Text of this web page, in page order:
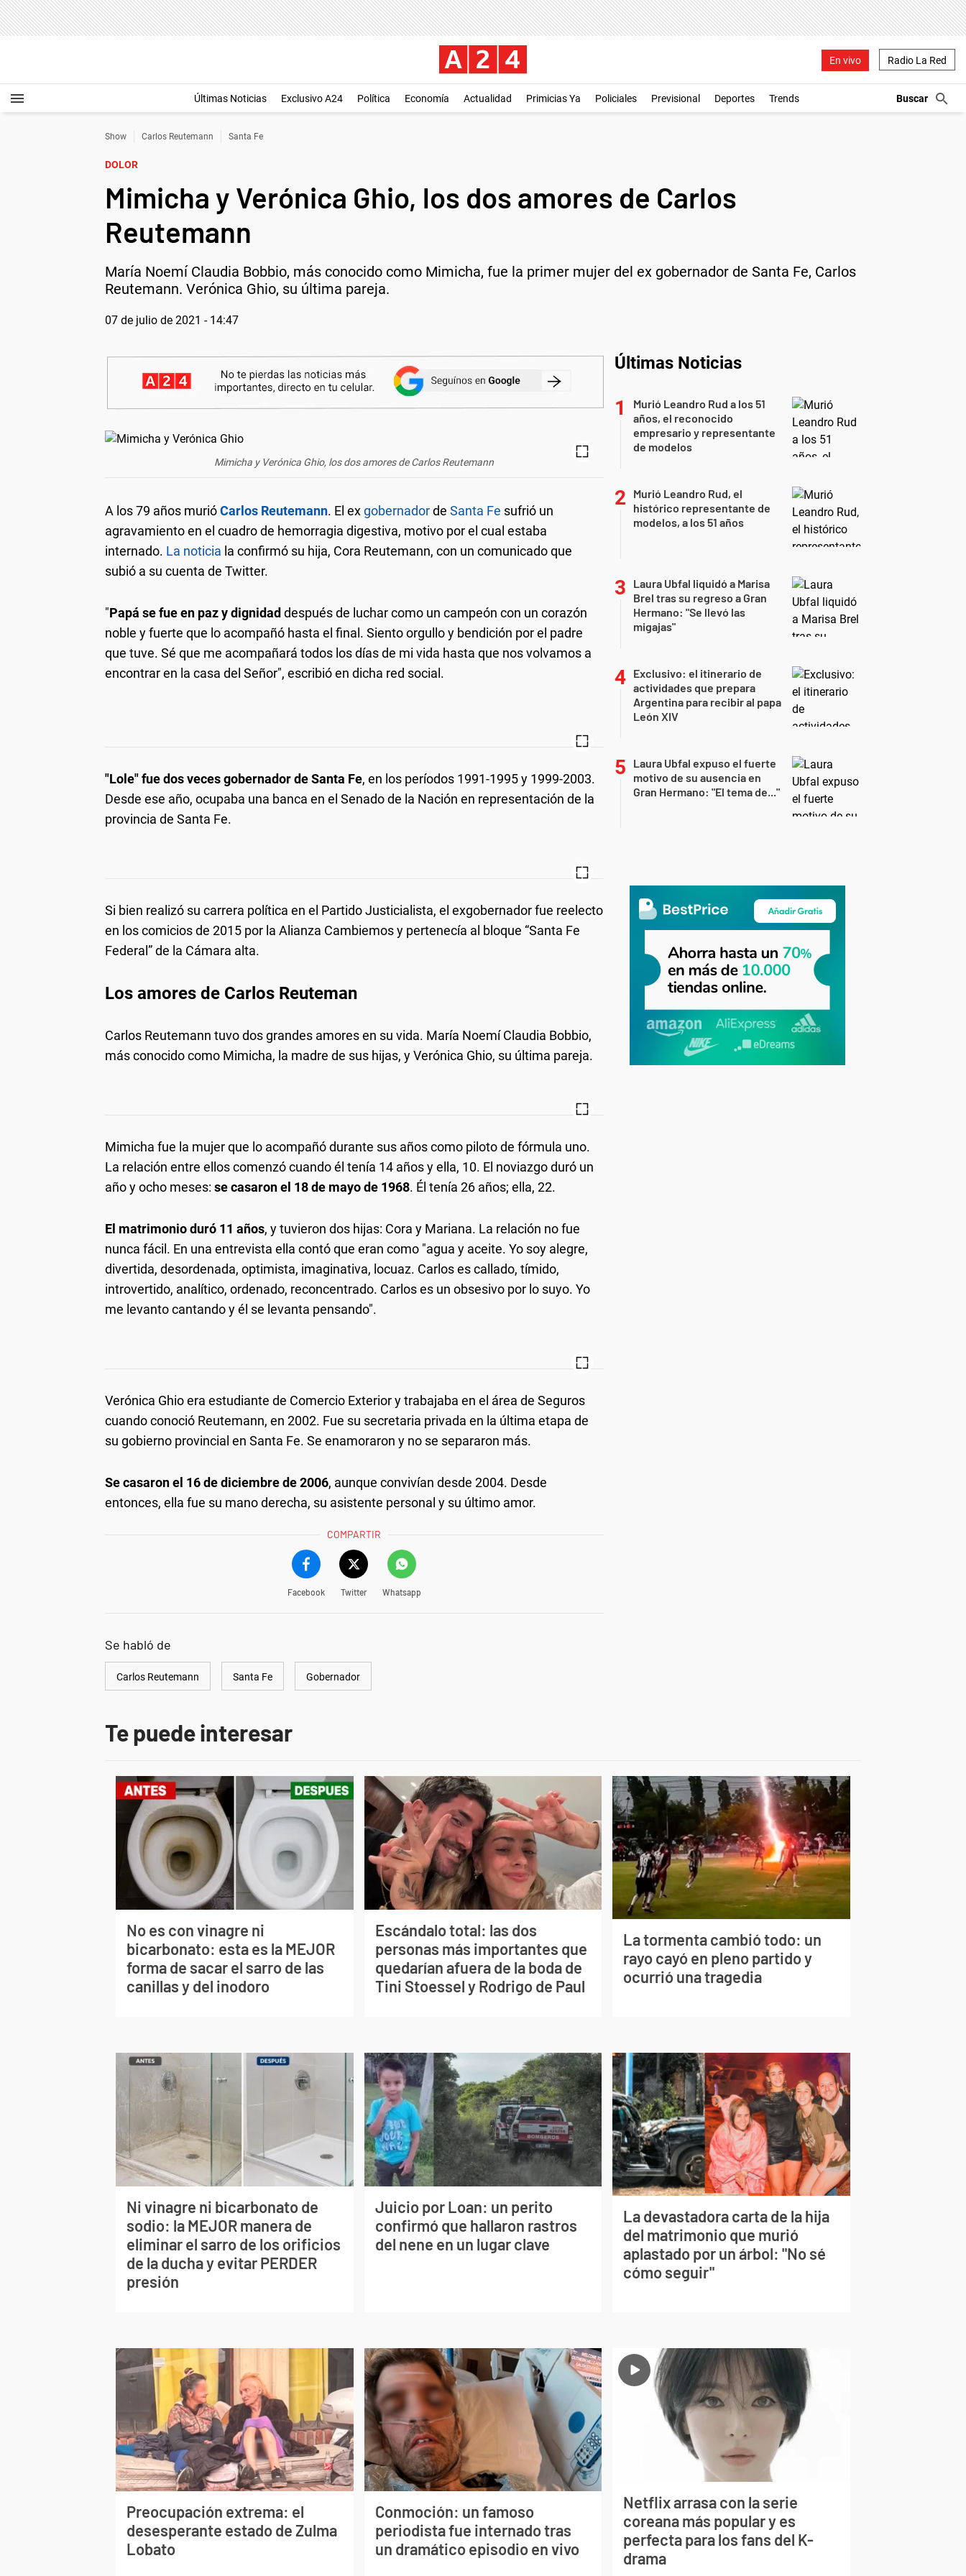
En vivo Radio La Red
Últimas Noticias Exclusivo A24 Política Economía Actualidad Primicias Ya Policiales Previsional Deportes Trends
Show Carlos Reutemann Santa Fe
DOLOR
Mimicha y Verónica Ghio, los dos amores de Carlos
Reutemann
María Noemí Claudia Bobbio, más conocido como Mimicha, fue la primer mujer del ex gobernador de Santa Fe, Carlos
Reutemann. Verónica Ghio, su última pareja.
07 de julio de 2021 - 14:47
Mimicha y Verónica Ghio, los dos amores de Carlos Reutemann
A los 79 años murióCarlos Reutemann. El exgobernadorde Santa Fe sufrió un
agravamiento en el cuadro de hemorragia digestiva, motivo por el cual estaba
internado. La noticia la confirmó su hija, Cora Reutemann, con un comunicado que
subió a su cuenta de Twitter.
"Papá se fue en paz y dignidaddespués de luchar como un campeón con un corazón
noble y fuerte que lo acompañó hasta el final. Siento orgullo y bendición por el padre
que tuve. Sé que me acompañará todos los días de mi vida hasta que nos volvamos a
encontrar en la casa del Señor", escribió en dicha red social.
"Lole" fue dos veces gobernador de Santa Fe, en los períodos 1991-1995 y 1999-2003.
Desde ese año, ocupaba una banca en el Senado de la Nación en representación de la
provincia de Santa Fe.
Si bien realizó su carrera política en el Partido Justicialista, el exgobernador fue reelecto
en los comicios de 2015 por la Alianza Cambiemos y pertenecía al bloque “Santa Fe
Federal” de la Cámara alta.
Los amores de Carlos Reuteman
Carlos Reutemann tuvo dos grandes amores en su vida. María Noemí Claudia Bobbio,
más conocido como Mimicha, la madre de sus hijas, y Verónica Ghio, su última pareja.
Mimicha fue la mujer que lo acompañó durante sus años como piloto de fórmula uno.
La relación entre ellos comenzó cuando él tenía 14 años y ella, 10. El noviazgo duró un
año y ocho meses: se casaron el 18 de mayo de 1968. Él tenía 26 años; ella, 22.
El matrimonio duró 11 años, y tuvieron dos hijas: Cora y Mariana. La relación no fue
nunca fácil. En una entrevista ella contó que eran como "agua y aceite. Yo soy alegre,
divertida, desordenada, optimista, imaginativa, locuaz. Carlos es callado, tímido,
introvertido, analítico, ordenado, reconcentrado. Carlos es un obsesivo por lo suyo. Yo
me levanto cantando y él se levanta pensando".
Verónica Ghio era estudiante de Comercio Exterior y trabajaba en el área de Seguros
cuando conoció Reutemann, en 2002. Fue su secretaria privada en la última etapa de
su gobierno provincial en Santa Fe. Se enamoraron y no se separaron más.
Se casaron el 16 de diciembre de 2006, aunque convivían desde 2004. Desde
entonces, ella fue su mano derecha, su asistente personal y su último amor.
COMPARTIR
Facebook Twitter Whatsapp
Se habló de
Carlos Reutemann Santa Fe Gobernador
Últimas Noticias
Murió Leandro Rud a los 51
años, el reconocido
empresario y representante
de modelos
Murió Leandro Rud, el
histórico representante de
modelos, a los 51 años
Laura Ubfal liquidó a Marisa
Brel tras su regreso a Gran
Hermano: "Se llevó las
migajas"
Exclusivo: el itinerario de
actividades que prepara
Argentina para recibir al papa
León XIV
Laura Ubfal expuso el fuerte
motivo de su ausencia en
Gran Hermano: "El tema de..."
Te puede interesar
No es con vinagre ni
bicarbonato: esta es la MEJOR
forma de sacar el sarro de las
canillas y del inodoro
Escándalo total: las dos
personas más importantes que
quedarían afuera de la boda de
Tini Stoessel y Rodrigo de Paul
La tormenta cambió todo: un
rayo cayó en pleno partido y
ocurrió una tragedia
Ni vinagre ni bicarbonato de
sodio: la MEJOR manera de
eliminar el sarro de los orificios
de la ducha y evitar PERDER
presión
Juicio por Loan: un perito
confirmó que hallaron rastros
del nene en un lugar clave
La devastadora carta de la hija
del matrimonio que murió
aplastado por un árbol: "No sé
cómo seguir"
Preocupación extrema: el
desesperante estado de Zulma
Lobato
Conmoción: un famoso
periodista fue internado tras
un dramático episodio en vivo
Netflix arrasa con la serie
coreana más popular y es
perfecta para los fans del K-
drama